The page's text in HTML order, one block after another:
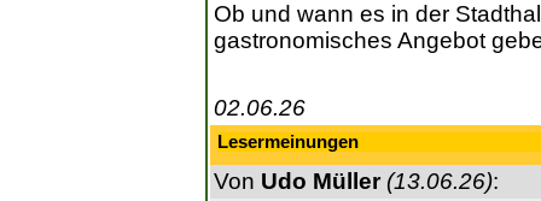
Ob und wann es in der
gastronomisches Angebot
02.06.26
Lesermeinungen
Von Udo Müller (13.06.26):